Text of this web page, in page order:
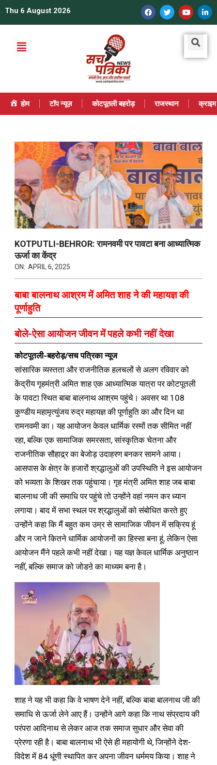
Thu 6 August 2026
होम टॉप न्यूज़ कोटपूतली बहरोड़ राजस्थान क्राइम
KOTPUTLI-BEHROR: रामनवमी पर पावटा बना आध्यात्मिक
ऊर्जा का केंद्र
ON: APRIL 6, 2025
बाबा बालनाथ आश्रम में अमित शाह ने की महायज्ञ की
पूर्णाहुति
बोले-ऐसा आयोजन जीवन में पहले कभी नहीं देखा
कोटपूतली-बहरोड़/सच पत्रिका न्यूज
सांसारिक व्यस्तता और राजनीतिक हलचलों से अलग रविवार को
केंद्रीय गृहमंत्री अमित शाह एक आध्यात्मिक यात्रा पर कोटपूतली
के पावटा स्थित बाबा बालनाथ आश्रम पहुंचे। अवसर था 108
कुण्डीय महामृत्युंजय रुद्र महायज्ञ की पूर्णाहुति का और दिन था
रामनवमी का। यह आयोजन केवल धार्मिक रस्मों तक सीमित नहीं
रहा, बल्कि एक सामाजिक समरसता, सांस्कृतिक चेतना और
राजनीतिक सौहाद्र्र का बेजोड़ उदाहरण बनकर सामने आया।
आसपास के क्षेत्र के हजारों श्रद्धालुओं की उपस्थिति ने इस आयोजन
को भव्यता के शिखर तक पहुंचाया। गृह मंत्री अमित शाह जब बाबा
बालनाथ जी की समाधि पर पहुंचे तो उन्होंने वहां नमन कर ध्यान
लगाया। बाद में सभा स्थल पर श्रद्धालुओं को संबोधित करते हुए
उन्होंने कहा कि मैं बहुत कम उम्र से सामाजिक जीवन में सक्रिय हूं
और न जाने कितने धार्मिक आयोजनों का हिस्सा बना हूं, लेकिन ऐसा
आयोजन मैंने पहले कभी नहीं देखा। यह यज्ञ केवल धार्मिक अनुष्ठान
नहीं, बल्कि समाज को जोडऩे का माध्यम बना है।
शाह ने यह भी कहा कि वे भाषण देने नहीं, बल्कि बाबा बालनाथ जी की
समाधि से ऊर्जा लेने आए हैं। उन्होंने आगे कहा कि नाथ संप्रदाय की
परंपरा आदिनाथ से लेकर आज तक समाज सुधार और सेवा की
प्रेरणा रही है। बाबा बालनाथ भी ऐसे ही महायोगी थे, जिन्होंने देश-
विदेश में 84 धूंणी स्थापित कर अपना जीवन धर्ममय किया। शाह ने